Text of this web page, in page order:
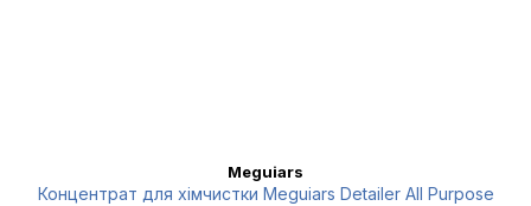
Meguiars
Концентрат для хімчистки Meguiars Detailer All Purpose